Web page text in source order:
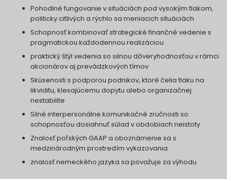
Pohodlné fungovanie v situáciách pod vysokým tlakom,
politicky citlivých a rýchlo sa meniacich situáciách
Schopnosť kombinovať strategické finančné vedenie s
pragmatickou každodennou realizáciou
praktický štýl vedenia so silnou dôveryhodnosťou v rámci
akcionárov aj prevádzkových tímov
Skúsenosti s podporou podnikov, ktoré čelia tlaku na
likviditu, klesajúcemu dopytu alebo organizačnej
nestabilite
Silné interpersonálne komunikačné zručnosti so
schopnosťou dosiahnuť súlad v obdobiach neistoty
Znalosť poľských GAAP a oboznámenie sa s
medzinárodným prostredím vykazovania
znalosť nemeckého jazyka sa považuje za výhodu